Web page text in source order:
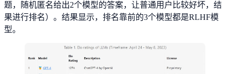
题，随机匿名给出2个模型的答案，让普通用户比较好坏，结
果进行排名）。结果显示，排名靠前的3个模型都是RLHF模
型。